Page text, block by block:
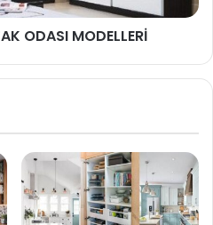
ODASI MODELLERİ